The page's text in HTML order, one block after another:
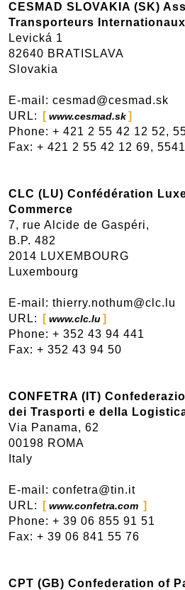
CESMAD SLOVAKIA (SK)
Transporteurs
Levická 1
82640 BRATISLAVA
Slovakia
E-mail: cesmad@cesmad.sk
URL:
www.cesmad.sk
Phone: + 421 2 55 42 12 52,
Fax: + 421 2 55 42 12 69,
CLC (LU) Confédération
Commerce
7, rue Alcide de Gaspéri,
B.P. 482
2014 LUXEMBOURG
Luxembourg
E-mail: thierry.nothum@clc.lu
URL:
www.clc.lu
Phone: + 352 43 94 441
Fax: + 352 43 94 50
CONFETRA (IT)
dei Trasporti e della
Via Panama, 62
00198 ROMA
Italy
E-mail: confetra@tin.it
URL:
www.confetra.com
Phone: + 39 06 855 91 51
Fax: + 39 06 841 55 76
CPT (GB) Confederation of